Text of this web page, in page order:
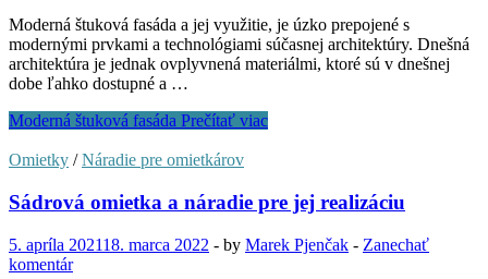
Moderná štuková fasáda a jej využitie, je úzko prepojené s
modernými prvkami a technológiami súčasnej architektúry. Dnešná
architektúra je jednak ovplyvnená materiálmi, ktoré sú v dnešnej
dobe ľahko dostupné a …
Moderná štuková fasáda Prečítať viac
Omietky /Náradie pre omietkárov
Sádrová omietka a náradie pre jej realizáciu
5. apríla 202118. marca 2022 - by Marek Pjenčak - Zanechať
komentár